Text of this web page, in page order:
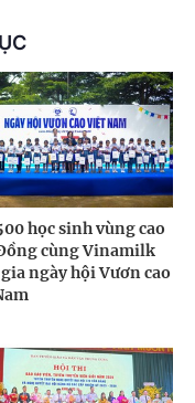
học sinh vùng cao
cùng Vinamilk
ngày hội Vươn cao